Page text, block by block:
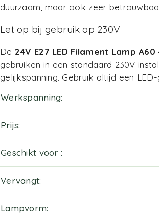
duurzaam, maar ook zeer
Let op bij gebruik op 230V
De 24V E27 LED Filament Lamp
gebruiken in een standaard 230V
gelijkspanning. Gebruik altijd een
Werkspanning
Prijs
Geschikt voor
Vervangt
Lampvorm